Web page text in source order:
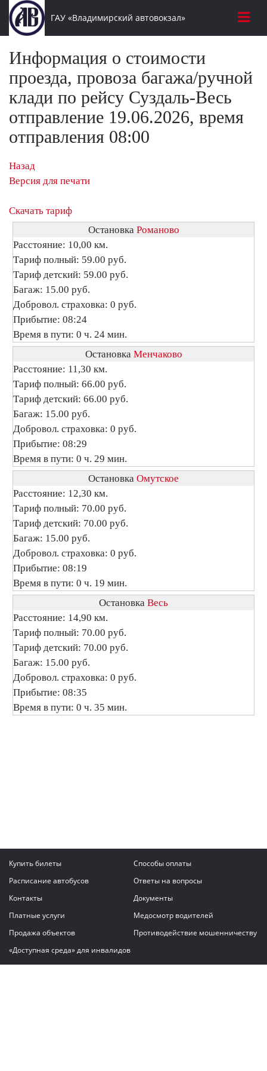
ГАУ «Владимирский автовокзал»
Информация о стоимости
проезда, провоза багажа/ручной
клади по рейсу Суздаль-Весь
отправление 19.06.2026, время
отправления 08:00
Назад
Версия для печати
Скачать тариф
Остановка Романово
Расстояние: 10,00 км.
Тариф полный: 59.00 руб.
Тариф детский: 59.00 руб.
Багаж: 15.00 руб.
Добровол. страховка: 0 руб.
Прибытие: 08:24
Время в пути: 0 ч. 24 мин.
Остановка Менчаково
Расстояние: 11,30 км.
Тариф полный: 66.00 руб.
Тариф детский: 66.00 руб.
Багаж: 15.00 руб.
Добровол. страховка: 0 руб.
Прибытие: 08:29
Время в пути: 0 ч. 29 мин.
Остановка Омутское
Расстояние: 12,30 км.
Тариф полный: 70.00 руб.
Тариф детский: 70.00 руб.
Багаж: 15.00 руб.
Добровол. страховка: 0 руб.
Прибытие: 08:19
Время в пути: 0 ч. 19 мин.
Остановка Весь
Расстояние: 14,90 км.
Тариф полный: 70.00 руб.
Тариф детский: 70.00 руб.
Багаж: 15.00 руб.
Добровол. страховка: 0 руб.
Прибытие: 08:35
Время в пути: 0 ч. 35 мин.
Купить билеты
Способы оплаты
Расписание автобусов
Ответы на вопросы
Контакты
Документы
Платные услуги
Медосмотр водителей
Продажа объектов
Противодействие мошенничеству
«Доступная среда» для инвалидов